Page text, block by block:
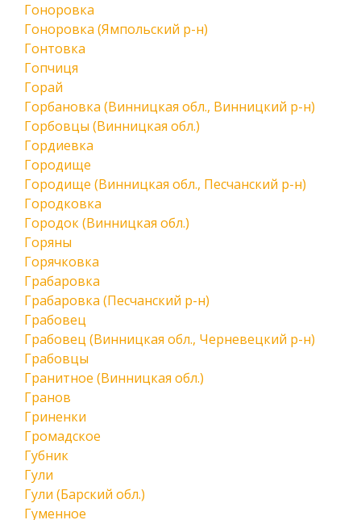
Гоноровка
Гоноровка (Ямпольский р-н)
Гонтовка
Гопчиця
Горай
Горбановка (Винницкая обл., Винницкий р-н)
Горбовцы (Винницкая обл.)
Гордиевка
Городище
Городище (Винницкая обл., Песчанский р-н)
Городковка
Городок (Винницкая обл.)
Горяны
Горячковка
Грабаровка
Грабаровка (Песчанский р-н)
Грабовец
Грабовец (Винницкая обл., Черневецкий р-н)
Грабовцы
Гранитное (Винницкая обл.)
Гранов
Гриненки
Громадское
Губник
Гули
Гули (Барский обл.)
Гуменное